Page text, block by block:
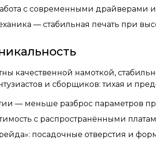
с современными драйверами
— стабильная печать при
качественной намоткой,
и сборщиков: тихая и
— меньше разброс параметров
с распространёнными
посадочные отверстия и